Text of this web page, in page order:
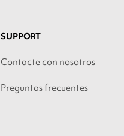
SUPPORT
Contacte con nosotros
Preguntas frecuentes